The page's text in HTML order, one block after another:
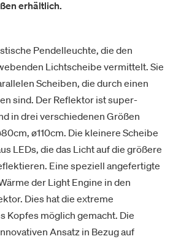
erhältlich.
Pendelleuchte, die den
Lichtscheibe vermittelt. Sie
Scheiben, die durch einen
sind. Der Reflektor ist super-
in drei verschiedenen Größen
ø110cm. Die kleinere Scheibe
LEDs, die das Licht auf die größere
Eine speziell angefertigte
der Light Engine in den
Dies hat die extreme
Kopfes möglich gemacht. Die
Ansatz in Bezug auf